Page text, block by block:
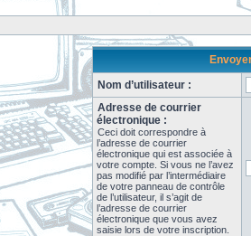
Nom d’utilisateur :
Adresse de courrier
électronique :
Ceci doit correspondre à
l’adresse de courrier
électronique qui est associée à
votre compte. Si vous ne l’avez
pas modifié par l’intermédiaire
de votre panneau de contrôle
de l’utilisateur, il s’agit de
l’adresse de courrier
électronique que vous avez
saisie lors de votre inscription.